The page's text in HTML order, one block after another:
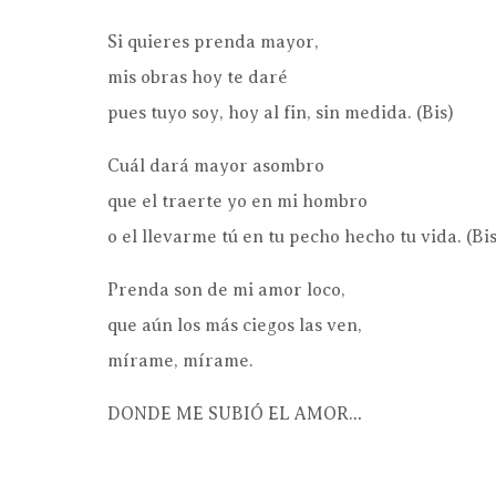
Si quieres prenda mayor,
mis obras hoy te daré
pues tuyo soy, hoy al fin, sin medida. (Bis)
Cuál dará mayor asombro
que el traerte yo en mi hombro
o el llevarme tú en tu pecho hecho tu vida.
Prenda son de mi amor loco,
que aún los más ciegos las ven,
mírame, mírame.
DONDE ME SUBIÓ EL AMOR…